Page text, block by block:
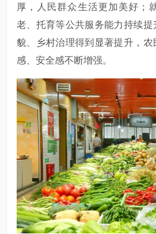
厚，人民群众生活更加美好；
老、托育等公共服务能力持续
貌、乡村治理得到显著提升，
感、安全感不断增强。